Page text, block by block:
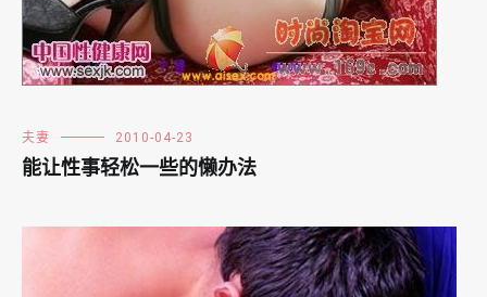
夫妻 2010-04-23
能让性事轻松一些的懒办法